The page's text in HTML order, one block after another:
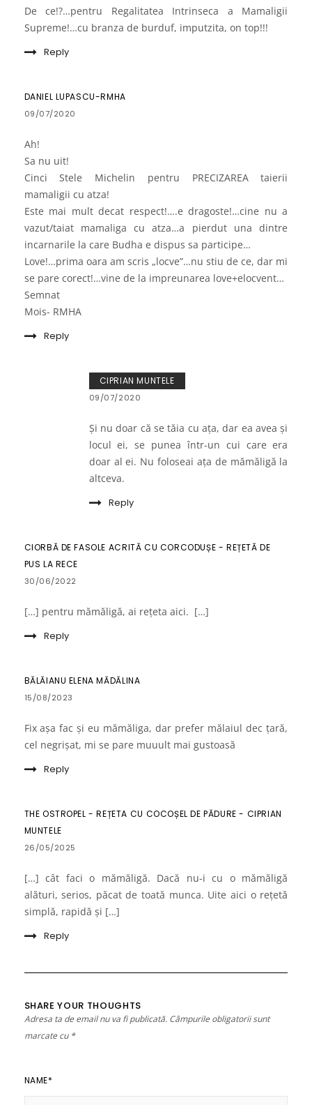
De ce!?…pentru Regalitatea Intrinseca a Mamaligii
Supreme!…cu branza de burduf, imputzita, on top!!!
Reply
DANIEL LUPASCU-RMHA
09/07/2020
Ah!
Sa nu uit!
Cinci Stele Michelin pentru PRECIZAREA taierii
mamaligii cu atza!
Este mai mult decat respect!….e dragoste!…cine nu a
vazut/taiat mamaliga cu atza…a pierdut una dintre
incarnarile la care Budha e dispus sa participe…
Love!…prima oara am scris „locve”…nu stiu de ce, dar mi
se pare corect!…vine de la impreunarea love+elocvent…
Semnat
Mois- RMHA
Reply
CIPRIAN MUNTELE
09/07/2020
Și nu doar că se tăia cu ața, dar ea avea și
locul ei, se punea într-un cui care era
doar al ei. Nu foloseai ața de mămăligă la
altceva.
Reply
CIORBĂ DE FASOLE ACRITĂ CU CORCODUȘE - REȚETĂ DE
PUS LA RECE
30/06/2022
[…] pentru mămăligă, ai rețeta aici. […]
Reply
BĂLĂIANU ELENA MĂDĂLINA
15/08/2023
Fix așa fac și eu mămăliga, dar prefer mălaiul dec țară,
cel negrișat, mi se pare muuult mai gustoasă
Reply
THE OSTROPEL - REȚETA CU COCOȘEL DE PĂDURE - CIPRIAN
MUNTELE
26/05/2025
[…] cât faci o mămăligă. Dacă nu-i cu o mămăligă
alături, serios, păcat de toată munca. Uite aici o rețetă
simplă, rapidă și […]
Reply
SHARE YOUR THOUGHTS
Adresa ta de email nu va fi publicată. Câmpurile obligatorii sunt
marcate cu *
NAME*